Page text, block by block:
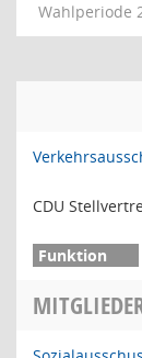
Wahlperiode
CDU